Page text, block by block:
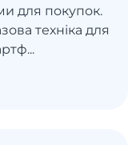
для покупок.
техніка для